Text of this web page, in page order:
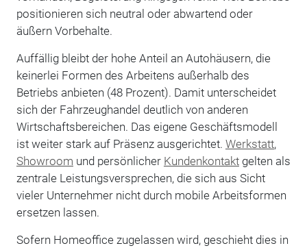
positionieren sich neutral oder abwartend oder
äußern Vorbehalte.
Auffällig bleibt der hohe Anteil an Autohäusern, die
keinerlei Formen des Arbeitens außerhalb des
Betriebs anbieten (48 Prozent). Damit unterscheidet
sich der Fahrzeughandel deutlich von anderen
Wirtschaftsbereichen. Das eigene Geschäftsmodell
ist weiter stark auf Präsenz ausgerichtet. Werkstatt,
Showroom und persönlicher Kundenkontaktgelten als
zentrale Leistungsversprechen, die sich aus Sicht
vieler Unternehmer nicht durch mobile Arbeitsformen
ersetzen lassen.
Sofern Homeoffice zugelassen wird, geschieht dies in